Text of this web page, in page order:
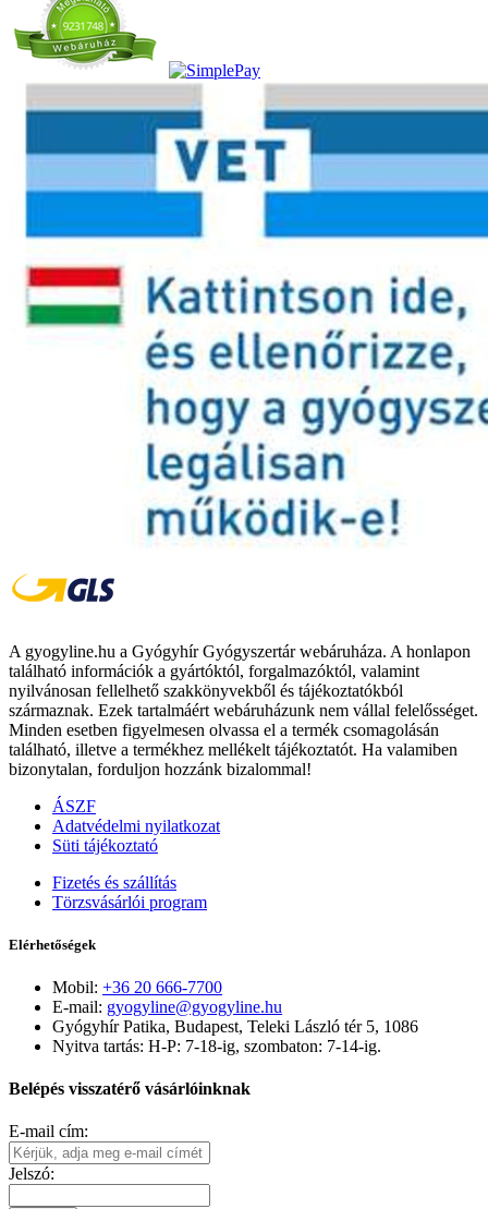
A gyogyline.hu a Gyógyhír Gyógyszertár webáruháza. A honlapon
található információk a gyártóktól, forgalmazóktól, valamint
nyilvánosan fellelhető szakkönyvekből és tájékoztatókból
származnak. Ezek tartalmáért webáruházunk nem vállal felelősséget.
Minden esetben figyelmesen olvassa el a termék csomagolásán
található, illetve a termékhez mellékelt tájékoztatót. Ha valamiben
bizonytalan, forduljon hozzánk bizalommal!
ÁSZF
Adatvédelmi nyilatkozat
Süti tájékoztató
Fizetés és szállítás
Törzsvásárlói program
Elérhetőségek
Mobil: +36 20 666-7700
E-mail: gyogyline@gyogyline.hu
Gyógyhír Patika, Budapest, Teleki László tér 5, 1086
Nyitva tartás: H-P: 7-18-ig, szombaton: 7-14-ig.
Belépés visszatérő vásárlóinknak
E-mail cím:
Jelszó: